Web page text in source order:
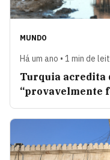
MUNDO
Há um ano • 1 min de
Turquia acredita
“provavelmente